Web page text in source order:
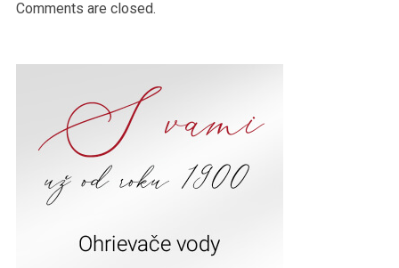
Comments are closed.